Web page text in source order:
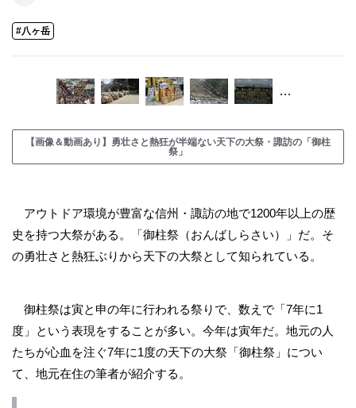
#八ヶ岳
…
【画像＆動画あり】勇壮さと熱狂が半端ない天下の大祭・諏訪の「御柱
祭」
アウトドア環境が豊富な信州・諏訪の地で1200年以上の歴
史を持つ大祭がある。「御柱祭（おんばしらさい）」だ。そ
の勇壮さと熱狂ぶりから天下の大祭として知られている。
御柱祭は寅と申の年に行われる祭りで、数えで「7年に1
度」という表現をすることが多い。今年は寅年だ。地元の人
たちが心血を注ぐ7年に1度の天下の大祭「御柱祭」につい
て、地元在住の筆者が紹介する。